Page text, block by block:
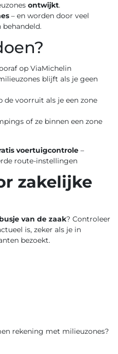
ontwijkt.
– en worden door veel
behandeld.
op ViaMichelin
blijft als je geen
voorruit als je een zone
of ze binnen een zone
voertuigcontrole –
route-instellingen
zakelijke
van de zaak? Controleer
is, zeker als je in
bezoekt.
rekening met milieuzones?